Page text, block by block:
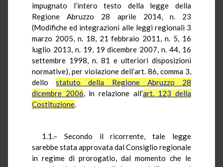
impugnato l’intero testo della legge della
Regione Abruzzo 28 aprile 2014, n. 23
(Modifiche ed integrazioni alle leggi regionali 3
marzo 2005, n. 18, 21 febbraio 2011, n. 5, 16
luglio 2013, n. 19, 19 dicembre 2007, n. 44, 16
settembre 1998, n. 81 e ulteriori disposizioni
normative), per violazione dell’art. 86, comma 3,
dellostatuto della Regione Abruzzo 28
dicembre 2006, in relazione all’art. 123 della
Costituzione.
1.1.– Secondo il ricorrente, tale legge
sarebbe stata approvata dal Consiglio regionale
in regime di prorogatio, dal momento che le